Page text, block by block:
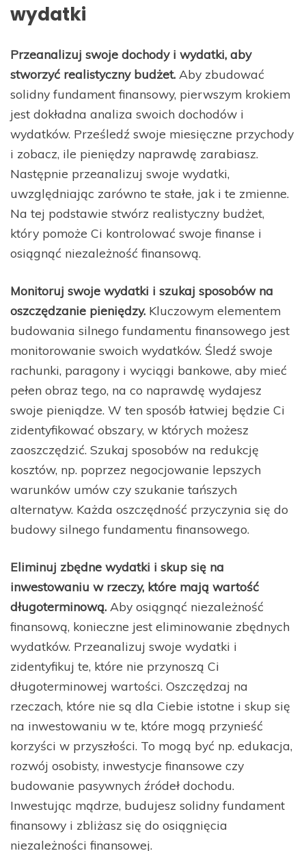
wydatki
Przeanalizuj swoje dochody i wydatki, aby
stworzyć realistyczny budżet. Aby zbudować
solidny fundament finansowy, pierwszym krokiem
jest dokładna analiza swoich dochodów i
wydatków. Prześledź swoje miesięczne przychody
i zobacz, ile pieniędzy naprawdę zarabiasz.
Następnie przeanalizuj swoje wydatki,
uwzględniając zarówno te stałe, jak i te zmienne.
Na tej podstawie stwórz realistyczny budżet,
który pomoże Ci kontrolować swoje finanse i
osiągnąć niezależność finansową.
Monitoruj swoje wydatki i szukaj sposobów na
oszczędzanie pieniędzy. Kluczowym elementem
budowania silnego fundamentu finansowego jest
monitorowanie swoich wydatków. Śledź swoje
rachunki, paragony i wyciągi bankowe, aby mieć
pełen obraz tego, na co naprawdę wydajesz
swoje pieniądze. W ten sposób łatwiej będzie Ci
zidentyfikować obszary, w których możesz
zaoszczędzić. Szukaj sposobów na redukcję
kosztów, np. poprzez negocjowanie lepszych
warunków umów czy szukanie tańszych
alternatyw. Każda oszczędność przyczynia się do
budowy silnego fundamentu finansowego.
Eliminuj zbędne wydatki i skup się na
inwestowaniu w rzeczy, które mają wartość
długoterminową. Aby osiągnąć niezależność
finansową, konieczne jest eliminowanie zbędnych
wydatków. Przeanalizuj swoje wydatki i
zidentyfikuj te, które nie przynoszą Ci
długoterminowej wartości. Oszczędzaj na
rzeczach, które nie są dla Ciebie istotne i skup się
na inwestowaniu w te, które mogą przynieść
korzyści w przyszłości. To mogą być np. edukacja,
rozwój osobisty, inwestycje finansowe czy
budowanie pasywnych źródeł dochodu.
Inwestując mądrze, budujesz solidny fundament
finansowy i zbliżasz się do osiągnięcia
niezależności finansowej.